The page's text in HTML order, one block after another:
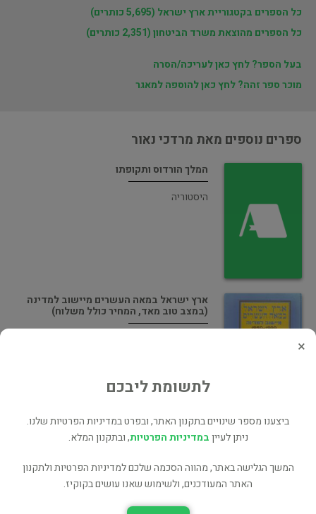
כל הספרים בקטגוריית ארץ ישראל (5,695 כותרים)
כל הספרים מהוצאת משרד הביטחון (2,351 כותרים)
בעל הספר? לחץ כאן לעריכה/הסרה
מוכר ספר זהה? לחץ כאן להוספה למאגר
ספרים נוספים מאת מרדכי נאור
המלך הורדוס ותקופתו
היסטוריה
ארץ ישראל במאה העשרים מיישוב למדינה
(במצב טוב מאד, המחיר כולל משלוח)
ירושלים עיר נושקת אור
×
לתשומת ליבכם
ביצענו מספר שינויים בתקנון האתר, ובפרט במדיניות הפרטיות שלנו.
ניתן לעייןבמדיניות הפרטיות, ובתקנון המלא.
המשך הגלישה באתר, מהווה הסכמה שלכם למדיניות הפרטיות ולתקנון
האתר המעודכנים, ולשימוש שאנו עושים בקוקיז.